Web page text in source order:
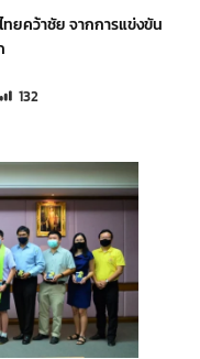
ยคว้าชัย จากการแข่งขัน
ไขล่าสุดเมื่อ:
จำนวนการเข้าชม 132 ครั้ง
132